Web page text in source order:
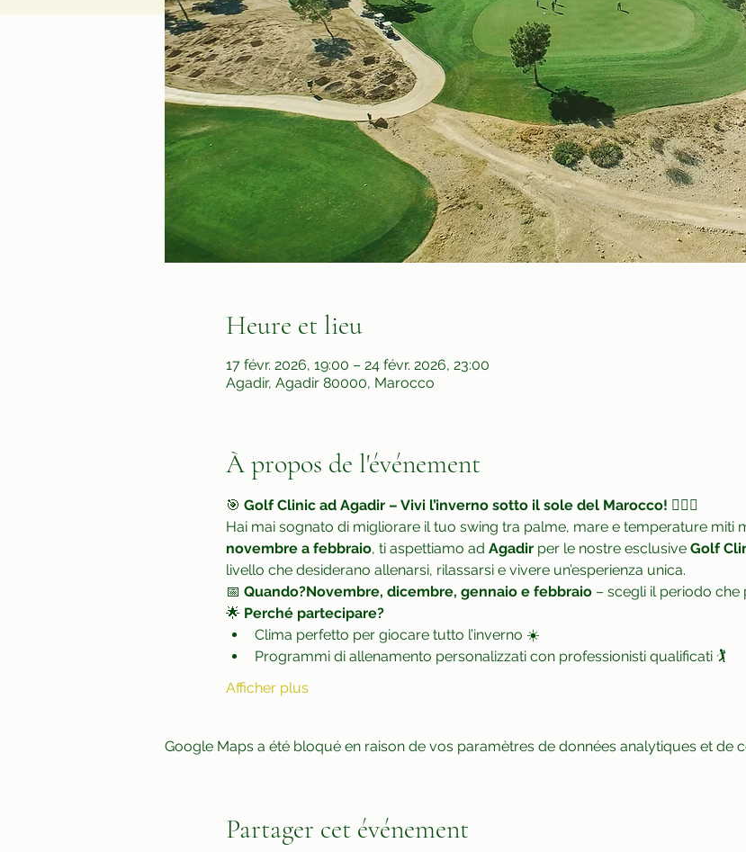
Heure et lieu
17 févr. 2026, 19:00 – 24 févr. 2026, 23:00
Agadir, Agadir 80000, Marocco
À propos de l'événement
🎯 Golf Clinic ad Agadir – Vivi l’inverno sotto il sole del Marocco! 🏌️‍♂️🌴
Hai mai sognato di migliorare il tuo swing tra palme, mare e temperature miti
novembre a febbraio, ti aspettiamo ad Agadir per le nostre esclusive Golf
livello che desiderano allenarsi, rilassarsi e vivere un’esperienza unica.
📅 Quando?Novembre, dicembre, gennaio e febbraio – scegli il periodo che
🌟 Perché partecipare?
Clima perfetto per giocare tutto l’inverno ☀️
Programmi di allenamento personalizzati con professionisti qualificati 🏌️
Afficher plus
Google Maps a été bloqué en raison de vos paramètres de données analytiques et de
Partager cet événement